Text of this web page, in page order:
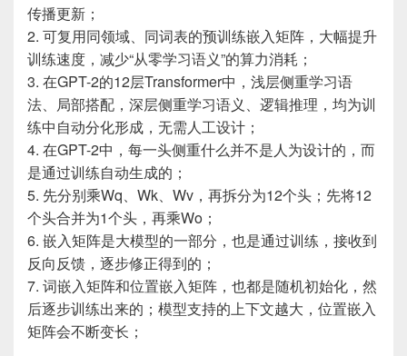
传播更新；
2. 可复用同领域、同词表的预训练嵌入矩阵，大幅提升
训练速度，减少“从零学习语义”的算力消耗；
3. 在GPT-2的12层Transformer中，浅层侧重学习语
法、局部搭配，深层侧重学习语义、逻辑推理，均为训
练中自动分化形成，无需人工设计；
4. 在GPT-2中，每一头侧重什么并不是人为设计的，而
是通过训练自动生成的；
5. 先分别乘Wq、Wk、Wv，再拆分为12个头；先将12
个头合并为1个头，再乘Wo；
6. 嵌入矩阵是大模型的一部分，也是通过训练，接收到
反向反馈，逐步修正得到的；
7. 词嵌入矩阵和位置嵌入矩阵，也都是随机初始化，然
后逐步训练出来的；模型支持的上下文越大，位置嵌入
矩阵会不断变长；